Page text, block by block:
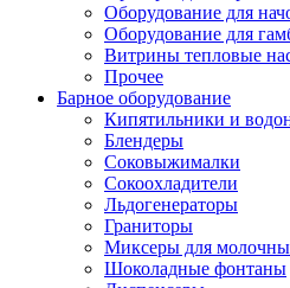
Оборудование для
Оборудование для
Витрины тепловые
Прочее
Барное оборудование
Кипятильники и
Блендеры
Соковыжималки
Сокоохладители
Льдогенераторы
Граниторы
Миксеры для
Шоколадные фонтаны